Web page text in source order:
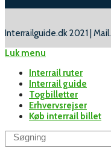
Interrailguide.dk 2021 | Mail.
Luk menu
Interrail ruter
Interrail guide
Togbilletter
Erhvervsrejser
Køb interrail billet